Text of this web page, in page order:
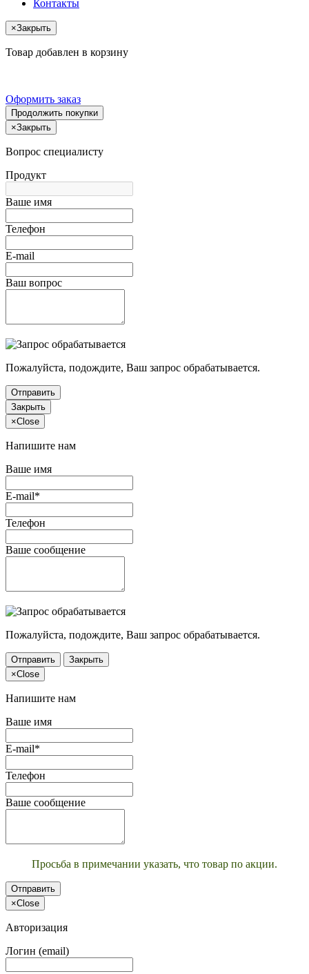
Контакты
×Закрыть
Товар добавлен в корзину
Оформить заказ
Продолжить покупки
×Закрыть
Вопрос специалисту
Продукт
Ваше имя
Телефон
E-mail
Ваш вопрос
Пожалуйста, подождите, Ваш запрос обрабатывается.
Отправить
Закрыть
×Close
Напишите нам
Ваше имя
E-mail*
Телефон
Ваше сообщение
Пожалуйста, подождите, Ваш запрос обрабатывается.
Отправить
Закрыть
×Close
Напишите нам
Ваше имя
E-mail*
Телефон
Ваше сообщение
Просьба в примечании указать, что товар по акции.
Отправить
×Close
Авторизация
Логин (email)